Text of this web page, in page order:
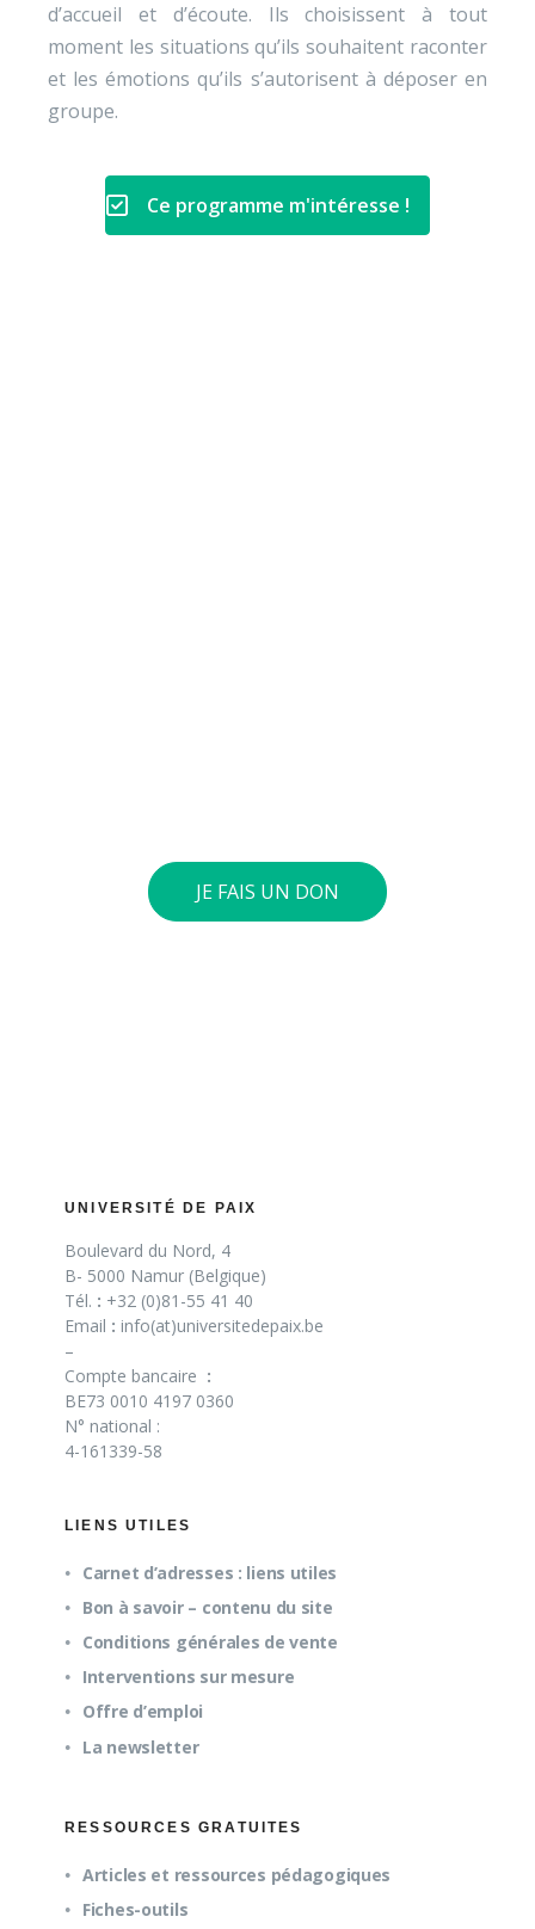
d’accueil et d’écoute. Ils choisissent à tout
moment les situations qu’ils souhaitent raconter
et les émotions qu’ils s’autorisent à déposer en
groupe.
Ce programme m'intéresse !
JE FAIS UN DON
UNIVERSITÉ DE PAIX
Boulevard du Nord, 4
B- 5000 Namur (Belgique)
Tél. : +32 (0)81-55 41 40
Email : info(at)universitedepaix.be
–
Compte bancaire :
BE73 0010 4197 0360
N° national :
4-161339-58
LIENS UTILES
Carnet d’adresses : liens utiles
Bon à savoir – contenu du site
Conditions générales de vente
Interventions sur mesure
Offre d’emploi
La newsletter
RESSOURCES GRATUITES
Articles et ressources pédagogiques
Fiches-outils